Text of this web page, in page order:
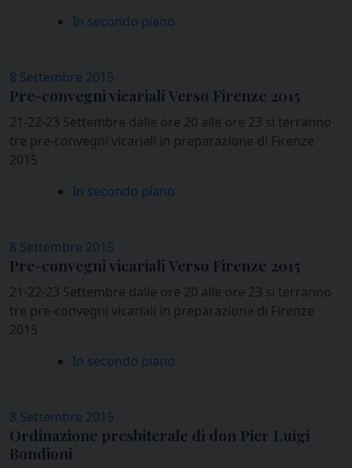
In secondo piano
8 Settembre 2015
Pre-convegni vicariali Verso Firenze 2015
21-22-23 Settembre dalle ore 20 alle ore 23 si terranno
tre pre-convegni vicariali in preparazione di Firenze
2015
In secondo piano
8 Settembre 2015
Pre-convegni vicariali Verso Firenze 2015
21-22-23 Settembre dalle ore 20 alle ore 23 si terranno
tre pre-convegni vicariali in preparazione di Firenze
2015
In secondo piano
8 Settembre 2015
Ordinazione presbiterale di don Pier Luigi
Bondioni